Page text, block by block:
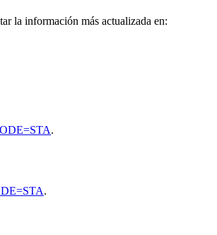
la información más actualizada en:
.
.